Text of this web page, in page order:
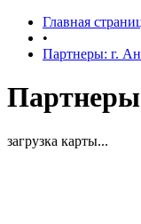
Главная
•
Партнеры: г.
загрузка карты...